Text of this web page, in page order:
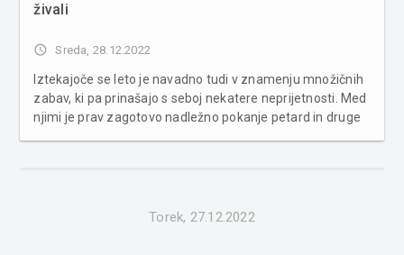
živali
access_time Sreda, 28.12.2022
Iztekajoče se leto je navadno tudi v znamenju množičnih
zabav, ki pa prinašajo s seboj nekatere neprijetnosti. Med
njimi je prav zagotovo nadležno pokanje petard in druge
Torek, 27.12.2022